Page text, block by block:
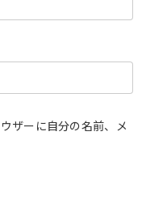
ザーに自分の名前、メ